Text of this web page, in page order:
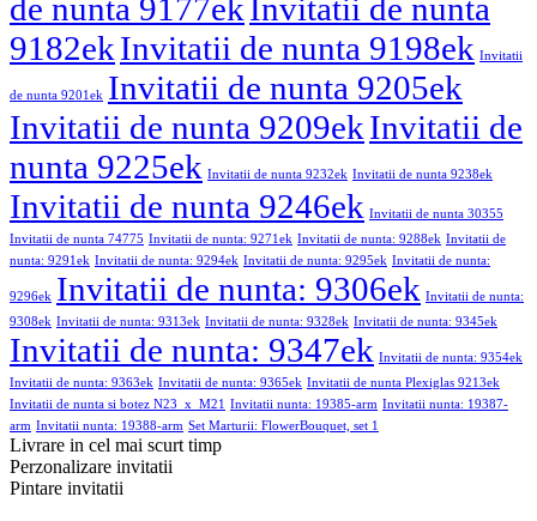
de nunta 9177ek Invitatii de nunta
9182ekInvitatii de nunta 9198ek Invitatii
de nunta 9201ek Invitatii de nunta 9205ek
Invitatii de nunta 9209ekInvitatii de
nunta 9225ek Invitatii de nunta 9232ek Invitatii de nunta 9238ek
Invitatii de nunta 9246ek Invitatii de nunta 30355
Invitatii de nunta 74775 Invitatii de nunta: 9271ek Invitatii de nunta: 9288ek Invitatii de
nunta: 9291ek Invitatii de nunta: 9294ek Invitatii de nunta: 9295ek Invitatii de nunta:
9296ek Invitatii de nunta: 9306ek Invitatii de nunta:
9308ek Invitatii de nunta: 9313ek Invitatii de nunta: 9328ek Invitatii de nunta: 9345ek
Invitatii de nunta: 9347ek Invitatii de nunta: 9354ek
Invitatii de nunta: 9363ek Invitatii de nunta: 9365ek Invitatii de nunta Plexiglas 9213ek
Invitatii de nunta si botez N23_x_M21 Invitatii nunta: 19385-arm Invitatii nunta: 19387-
arm Invitatii nunta: 19388-arm Set Marturii: FlowerBouquet, set 1
Livrare in cel mai scurt timp
Perzonalizare invitatii
Pintare invitatii